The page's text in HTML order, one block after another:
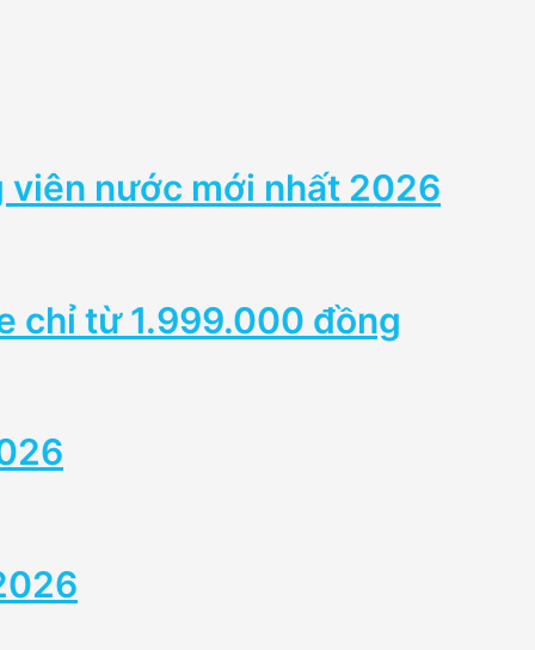
viên nước mới nhất 2026
chỉ từ 1.999.000 đồng